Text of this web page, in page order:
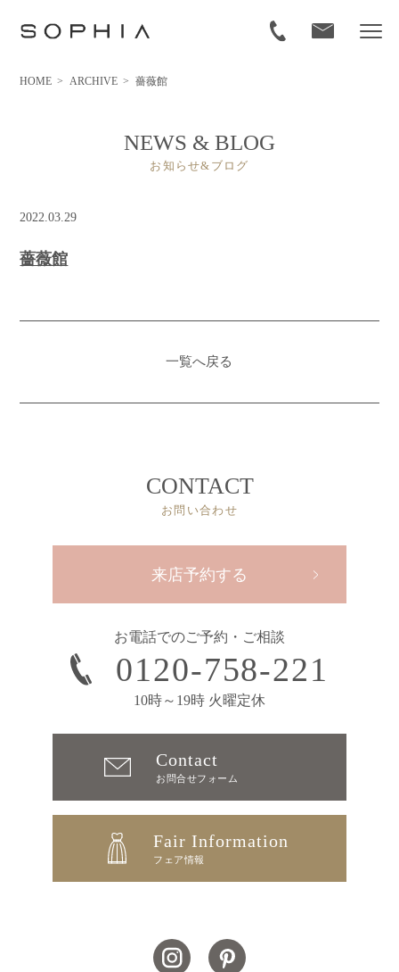
HOME > ARCHIVE > 薔薇館
NEWS & BLOG
お知らせ&ブログ
2022.03.29
薔薇館
一覧へ戻る
CONTACT
お問い合わせ
来店予約する
お電話でのご予約・ご相談
0120-758-221
10時～19時 火曜定休
Contact
お問合せフォーム
Fair Information
フェア情報